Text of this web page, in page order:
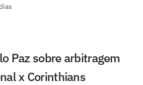
Paz sobre arbitragem
x Corinthians